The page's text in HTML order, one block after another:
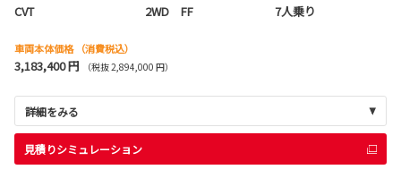
CVT 2WD FF 7人乗り
車両本体価格 （消費税込）
3,183,400 円 （税抜 2,894,000 円）
詳細をみる
見積りシミュレーション